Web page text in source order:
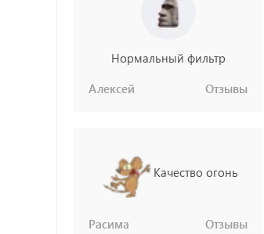
Нормальный фильтр
Алексей
Отзывы
Качество огонь
Расима Отзывы